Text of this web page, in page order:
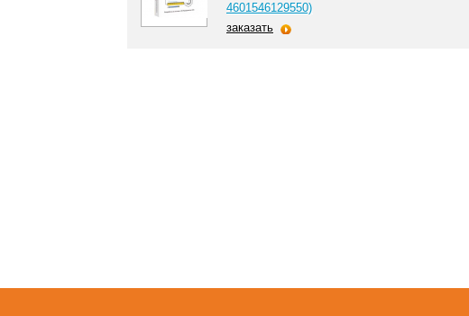
4601546129550)
заказать